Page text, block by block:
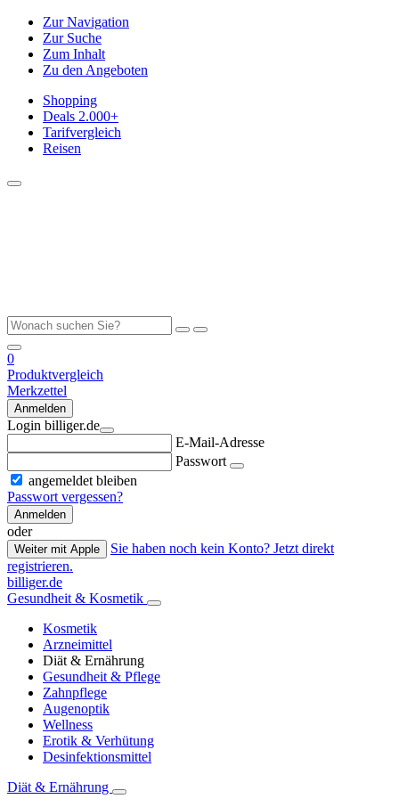
Zur Navigation
Zur Suche
Zum Inhalt
Zu den Angeboten
Shopping
Deals 2.000+
Tarifvergleich
Reisen
0
Produktvergleich
Merkzettel
Anmelden
Login billiger.de
E-Mail-Adresse
Passwort
angemeldet bleiben
Passwort vergessen?
Anmelden
oder
Weiter mit Apple
Sie haben noch kein Konto? Jetzt direkt
registrieren.
billiger.de
Gesundheit & Kosmetik
Kosmetik
Arzneimittel
Diät & Ernährung
Gesundheit & Pflege
Zahnpflege
Augenoptik
Wellness
Erotik & Verhütung
Desinfektionsmittel
Diät & Ernährung